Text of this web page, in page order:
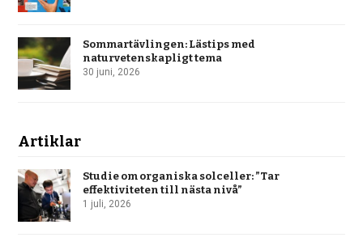
Sommartävlingen: Lästips med
naturvetenskapligt tema
30 juni, 2026
Artiklar
Studie om organiska solceller: ”Tar
effektiviteten till nästa nivå”
1 juli, 2026